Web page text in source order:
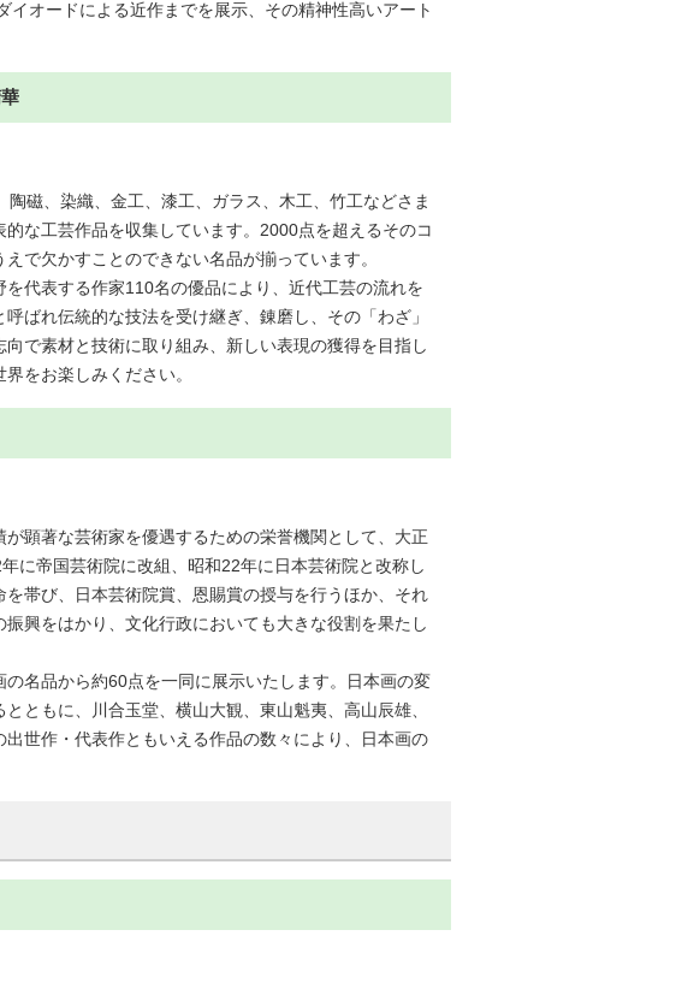
オードによる近作までを展示、その精神性高いアート
磁、染織、金工、漆工、ガラス、木工、竹工などさま
な工芸作品を収集しています。2000点を超えるそのコ
で欠かすことのできない名品が揃っています。
代表する作家110名の優品により、近代工芸の流れを
ばれ伝統的な技法を受け継ぎ、錬磨し、その「わざ」
で素材と技術に取り組み、新しい表現の獲得を目指し
をお楽しみください。
顕著な芸術家を優遇するための栄誉機関として、大正
に帝国芸術院に改組、昭和22年に日本芸術院と改称し
帯び、日本芸術院賞、恩賜賞の授与を行うほか、それ
興をはかり、文化行政においても大きな役割を果たし
名品から約60点を一同に展示いたします。日本画の変
ともに、川合玉堂、横山大観、東山魁夷、高山辰雄、
世作・代表作ともいえる作品の数々により、日本画の